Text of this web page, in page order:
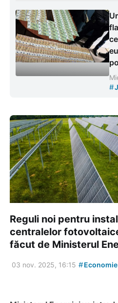
#
Reguli noi pentru
centralelor
făcut de Ministerul
03 nov. 2025, 16:15 #Economie